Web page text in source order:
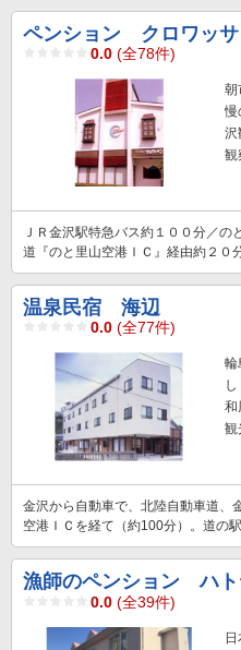
ペンション クロワッサ
0.0 (全78件)
朝
慢
沢
観
ＪＲ金沢駅特急バス約１００分／
道『のと里山空港ＩＣ』経由約２０
温泉民宿 海辺
0.0 (全77件)
輪
和
観
金沢から自動車で、北陸自動車道、
空港ＩＣを経て（約100分）。道の
漁師のペンション ハ
0.0 (全39件)